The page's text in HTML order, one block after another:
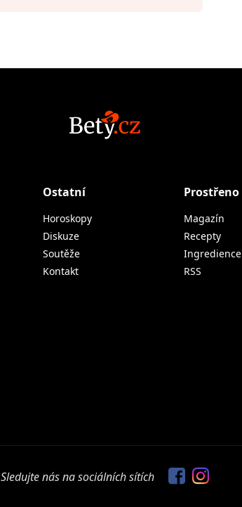
Ostatní
Horoskopy
Diskuze
Soutěže
Kontakt
Prostřeno
Magazín
Recepty
Ingredience
RSS
Sledujte nás na sociálních sítích